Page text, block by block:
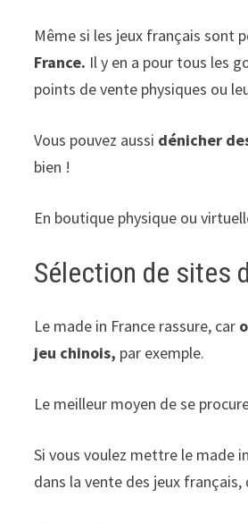
Même si les jeux français sont
France. Il y en a pour tous les
points de vente physiques ou
Vous pouvez aussi dénicher
bien !
En boutique physique ou
Sélection de sites
Le made in France rassure, car
jeu chinois, par exemple.
Le meilleur moyen de se
Si vous voulez mettre le made
dans la vente des jeux